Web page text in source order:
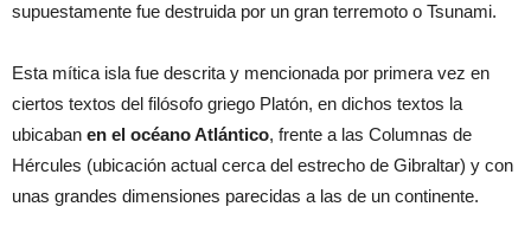
supuestamente fue destruida por un gran terremoto o Tsunami.
Esta mítica isla fue descrita y mencionada por primera vez en
ciertos textos del filósofo griego Platón, en dichos textos la
ubicaban en el océano Atlántico, frente a las Columnas de
Hércules (ubicación actual cerca del estrecho de Gibraltar) y con
unas grandes dimensiones parecidas a las de un continente.